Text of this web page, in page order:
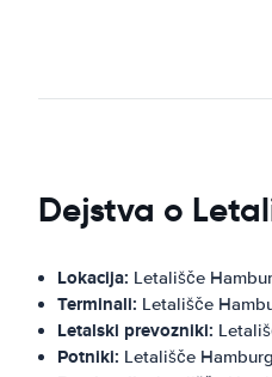
Dejstva o
Lokacija: Letališče
Terminali: Letališče
Letalski prevozniki:
Potniki: Letališče